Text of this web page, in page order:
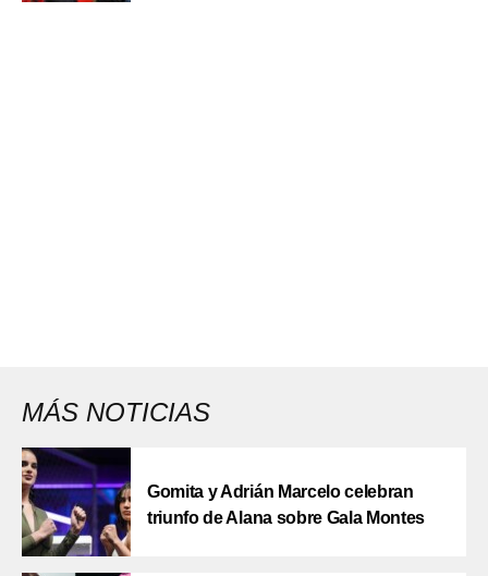
MÁS NOTICIAS
Gomita y Adrián Marcelo celebran
triunfo de Alana sobre Gala Montes